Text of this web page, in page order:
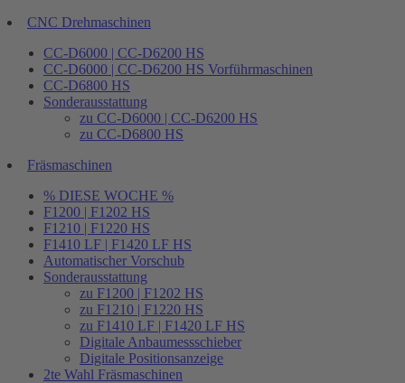
CNC Drehmaschinen
CC-D6000 | CC-D6200 HS
CC-D6000 | CC-D6200 HS Vorführmaschinen
CC-D6800 HS
Sonderausstattung
zu CC-D6000 | CC-D6200 HS
zu CC-D6800 HS
Fräsmaschinen
% DIESE WOCHE %
F1200 | F1202 HS
F1210 | F1220 HS
F1410 LF | F1420 LF HS
Automatischer Vorschub
Sonderausstattung
zu F1200 | F1202 HS
zu F1210 | F1220 HS
zu F1410 LF | F1420 LF HS
Digitale Anbaumessschieber
Digitale Positionsanzeige
2te Wahl Fräsmaschinen